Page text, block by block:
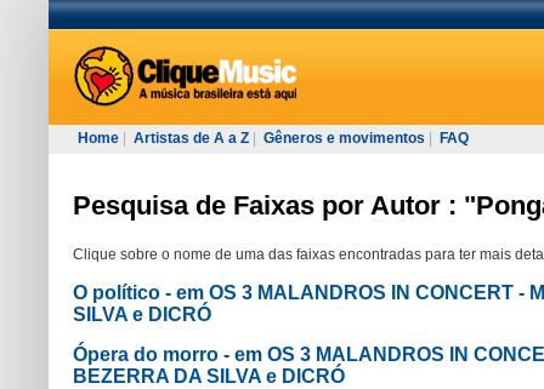
Home Artistas de A a Z Gêneros e movimentos FAQ
Pesquisa de Faixas por Autor :
Clique sobre o nome de uma das faixas encontradas para ter mais
O político - em OS 3 MALANDROS IN CONCERT -
SILVA e DICRÓ
Ópera do morro - em OS 3 MALANDROS IN
BEZERRA DA SILVA e DICRÓ